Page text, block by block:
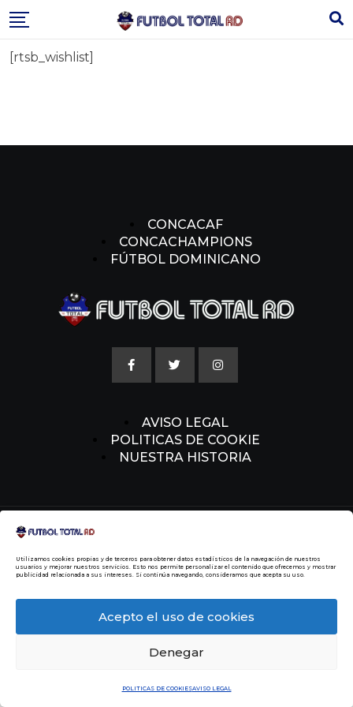
Utilizamos cookies propias y de terceros para obtener datos estadísticos de la navegación de nuestros
usuarios y mejorar nuestros servicios. Esto nos permite personalizar el contenido que ofrecemos y mostrar
publicidad relacionada a sus intereses. Si continúa navegando, consideramos que acepta su uso.
Acepto el uso de cookies
Denegar
POLITICAS DE COOKIESAVISO LEGAL
to
[rtsb_wishlist]
CONCACAF
CONCACHAMPIONS
FÚTBOL DOMINICANO
AVISO LEGAL
POLITICAS DE COOKIE
NUESTRA HISTORIA
© 2014 Todos los Derechos Reservados